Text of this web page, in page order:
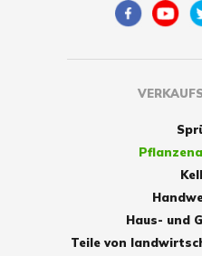
Haus- und
Teile von